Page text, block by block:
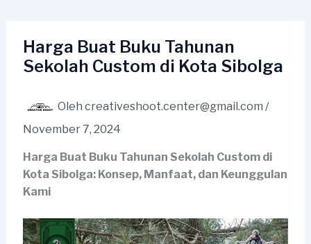
kontenHarga Buat Buku Tahunan
Sekolah Custom di Kota Sibolga
Oleh creativeshoot.center@gmail.com /
November 7, 2024
Harga Buat Buku Tahunan Sekolah Custom di
Kota Sibolga: Konsep, Manfaat, dan Keunggulan
Kami